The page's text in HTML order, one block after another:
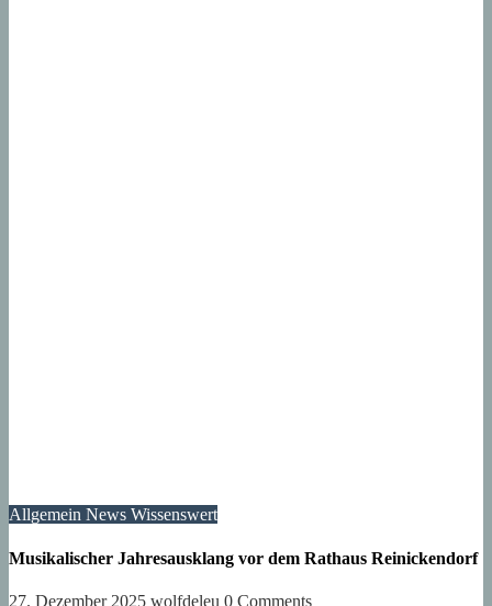
Allgemein News Wissenswert
Musikalischer Jahresausklang vor dem Rathaus Reinickendorf
27. Dezember 2025 wolfdeleu 0 Comments